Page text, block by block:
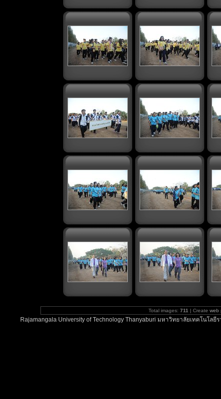
Total images: 711 | Create web
Rajamangala University of Technology Thanyaburi มหาวิทยาลัยเทคโนโ